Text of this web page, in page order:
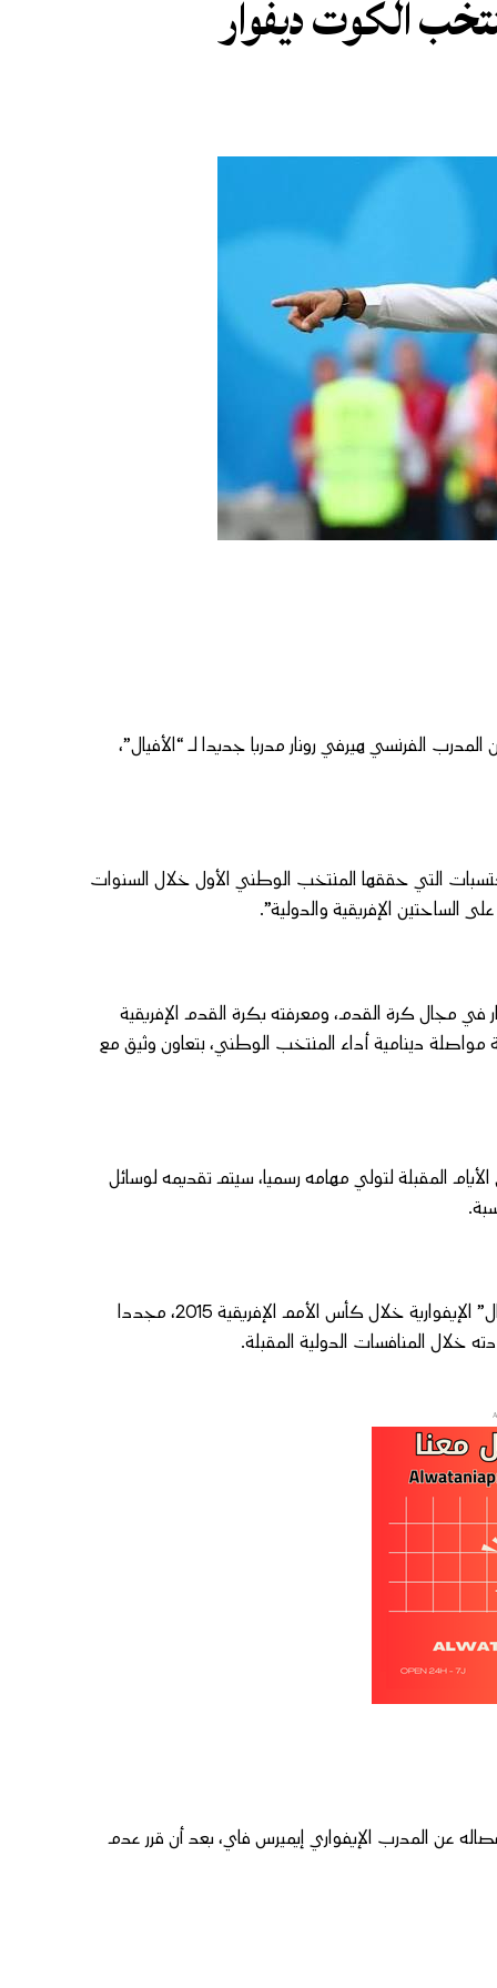
الكوت ديفوار
المدرب الفرنسي هيرفي رونار مدربا جديدا لـ “الأفيال”،
التي حققها المنتخب الوطني الأول خلال السنوات
الساحتين الإفريقية والدولية”.
في مجال كرة القدم، ومعرفته بكرة القدم الإفريقية
مواصلة دينامية أداء المنتخب الوطني، بتعاون وثيق مع
المقبلة لتولي مهامه رسميا، سيتم تقديمه لوسائل
وبذلك، سيعود هيرفي رونار، المتوج من قبل بلقب بطل إفريقيا مع “الأفيال” الإيفوارية خلال كأس الأمم الإفريقية 2015، مجددا
خلال المنافسات الدولية المقبلة.
قد أعلن، بتاريخ 31 يوليوز المنصرم، انفصاله عن المدرب الإيفواري إيميرس فاي، بعد أن قرر عدم